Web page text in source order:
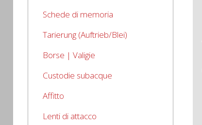
Schede di memoria
Tarierung (Auftrieb/Blei)
Borse | Valigie
Custodie subacque
Affitto
Lenti di attacco